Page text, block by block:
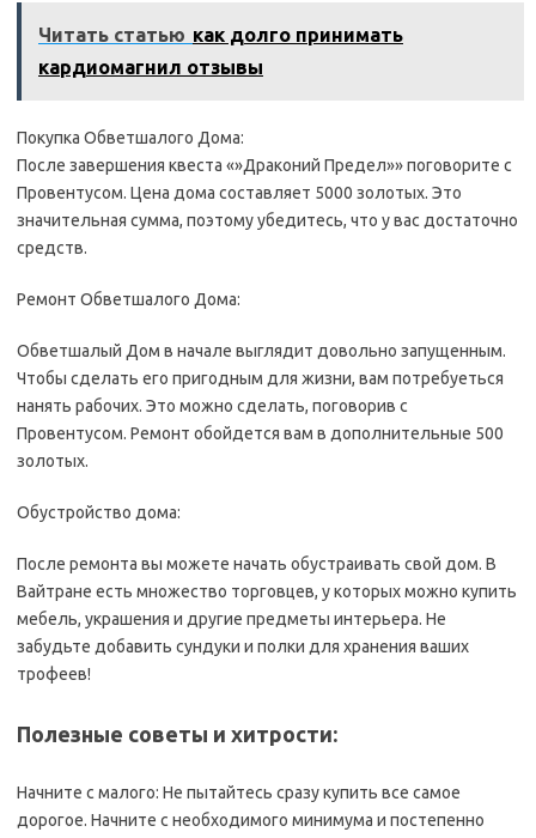
Читать статью как долго принимать
кардиомагнил отзывы
Покупка Обветшалого Дома:
После завершения квеста «»Драконий Предел»» поговорите с
Провентусом. Цена дома составляет 5000 золотых. Это
значительная сумма, поэтому убедитесь, что у вас достаточно
средств.
Ремонт Обветшалого Дома:
Обветшалый Дом в начале выглядит довольно запущенным.
Чтобы сделать его пригодным для жизни, вам потребуеться
нанять рабочих. Это можно сделать, поговорив с
Провентусом. Ремонт обойдется вам в дополнительные 500
золотых.
Обустройство дома:
После ремонта вы можете начать обустраивать свой дом. В
Вайтранe есть множество торговцев, у которых можно купить
мебель, украшения и другие предметы интерьера. Не
забудьте добавить сундуки и полки для хранения ваших
трофеев!
Полезные советы и хитрости:
Начните с малого: Не пытайтесь сразу купить все самое
дорогое. Начните с необходимого минимума и постепенно